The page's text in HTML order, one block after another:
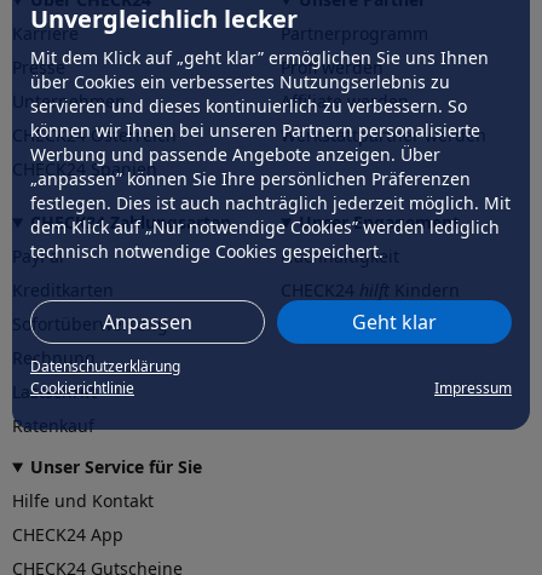
Unvergleichlich lecker
Mit dem Klick auf „geht klar” ermöglichen Sie uns Ihnen
über Cookies ein verbessertes Nutzungserlebnis zu
servieren und dieses kontinuierlich zu verbessern. So
können wir Ihnen bei unseren Partnern personalisierte
Werbung und passende Angebote anzeigen. Über
„anpassen” können Sie Ihre persönlichen Präferenzen
festlegen. Dies ist auch nachträglich jederzeit möglich. Mit
dem Klick auf „Nur notwendige Cookies” werden lediglich
technisch notwendige Cookies gespeichert.
Anpassen Geht klar
Datenschutzerklärung
Cookierichtlinie
Impressum
Karriere
Presse
Unternehmen
CHECK24 Österreich
CHECK24 Spanien
Partnerprogramm
Profi werden
Affiliate werden
Werkstattpartner werden
CHECK24 Zahlungsarten
PayPal
Sofortüberweisung
Rechnung
Lastschrift
Ratenkauf
Unser Engagement
Nachhaltigkeit
CHECK24hilftder Natur
Unser Service für Sie
Hilfe und Kontakt
CHECK24 App
CHECK24 Gutscheine